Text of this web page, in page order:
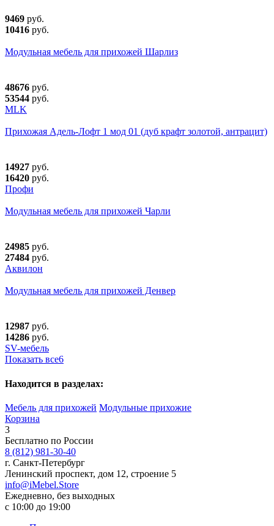
9469 руб.
10416 руб.
Модульная мебель для прихожей Шарлиз
48676 руб.
53544 руб.
MLK
Прихожая Адель-Лофт 1 мод 01 (дуб крафт золотой, антрацит)
14927 руб.
16420 руб.
Профи
Модульная мебель для прихожей Чарли
24985 руб.
27484 руб.
Аквилон
Модульная мебель для прихожей Денвер
12987 руб.
14286 руб.
SV-мебель
Показать все6
Находится в разделах:
Мебель для прихожей Модульные прихожие
Корзина
3
Бесплатно по России
8 (812) 981-30-40
г. Санкт-Петербург
Ленинский проспект, дом 12, строение 5
info@iMebel.Store
Ежедневно, без выходных
с 10:00 до 19:00